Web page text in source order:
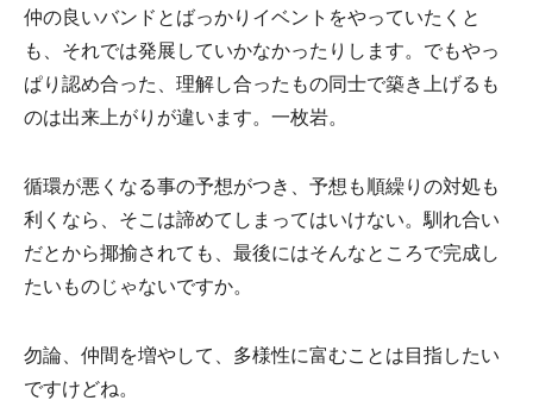
仲の良いバンドとばっかりイベントをやっていたくと
も、それでは発展していかなかったりします。でもやっ
ぱり認め合った、理解し合ったもの同士で築き上げるも
のは出来上がりが違います。一枚岩。
循環が悪くなる事の予想がつき、予想も順繰りの対処も
利くなら、そこは諦めてしまってはいけない。馴れ合い
だとから揶揄されても、最後にはそんなところで完成し
たいものじゃないですか。
勿論、仲間を増やして、多様性に富むことは目指したい
ですけどね。